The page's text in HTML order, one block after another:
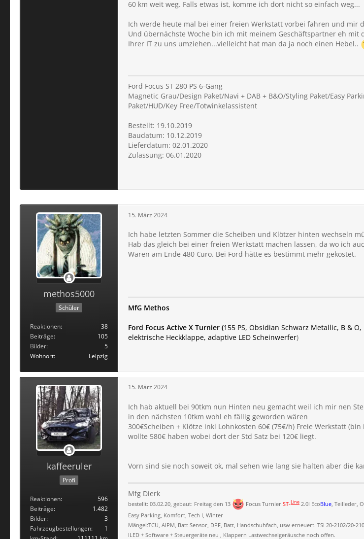
60 km weit weg. Falls etwas ist, komme ich dort nicht so einfach weg...
Ich werde heute mal bei einer freien Werkstatt vorbei fahren und mir
Und übernächste Woche bin ich mit meinem Geschäftspartner eh
Ihrer IT zu uns umziehen...vielleicht hat man da ja noch einen Hebel..
Ford Focus ST 280 PS 6-Gang
Magnetic Grau/Design Paket/Navi + DAB + B&O/Styling Paket/Easy
Paket/HUD/Key Free/Totwinkelassistent
Bestellt: 19.10.2019
Baudatum: 10.12.2019
Lieferdatum: 02.01.2020
Zulassung: 06.01.2020
methos5000
Schüler
Reaktionen
38
Beiträge
105
Bilder
5
Wohnort
Leipzig
15. März 2024
Ich habe letzten Sommer die Scheiben und Klötzer hinten wechseln
Hab das gleich bei einer freien Werkstatt machen lassen, da wo ich
Waren am Ende 480 €uro. Bei Ford hätte es bestimmt mehr gekostet.
MfG Methos
Ford Focus Active X Turnier (155 PS, Obsidian Schwarz Metallic, B &
elektrische Heckklappe, adaptive LED Scheinwerfer)
kaffeeruler
Profi
Reaktionen
596
Beiträge
1.482
Bilder
3
Fahrzeugbestellungen
1
15. März 2024
Ich hab aktuell bei 90tkm nun Hinten neu gemacht weil ich mir nen
in den nächsten 10tkm wohl eh fällig geworden wären
300€Scheiben + Klötze inkl Lohnkosten 60€ (75€/h) Freie Werkstatt
wollte 580€ haben wobei dort der Std Satz bei 120€ liegt.
Vorn sind sie noch soweit ok, mal sehen wie lang sie halten aber die
Mfg Dierk
bestellt: 03.02.20, gebaut: Freitag den 13 Focus Turnier ST-Line 2.0l EcoBlue , Teilleder,
Easy Parking, Komfort, Tech I, Winter
Mängel:TCU, AIPM, Batt Sensor, DPF, Batt, Handschuhfach, usw erneuert. TSI 20-2102/20-
ILED + Software + Steuergeräte neu , Klappern Lastwechselgeräusche noch offen.